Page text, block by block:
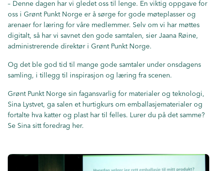
– Denne dagen har vi gledet oss til lenge. En viktig oppgave for
oss i Grønt Punkt Norge er å sørge for gode møteplasser og
arenaer for læring for våre medlemmer. Selv om vi har møttes
digitalt, så har vi savnet den gode samtalen, sier Jaana Røine,
administrerende direktør i Grønt Punkt Norge.
Og det ble god tid til mange gode samtaler under onsdagens
samling, i tillegg til inspirasjon og læring fra scenen.
Grønt Punkt Norge sin fagansvarlig for materialer og teknologi,
Sina Lystvet, ga salen et hurtigkurs om emballasjematerialer og
fortalte hva katter og plast har til felles. Lurer du på det samme?
Se Sina sitt foredrag her.